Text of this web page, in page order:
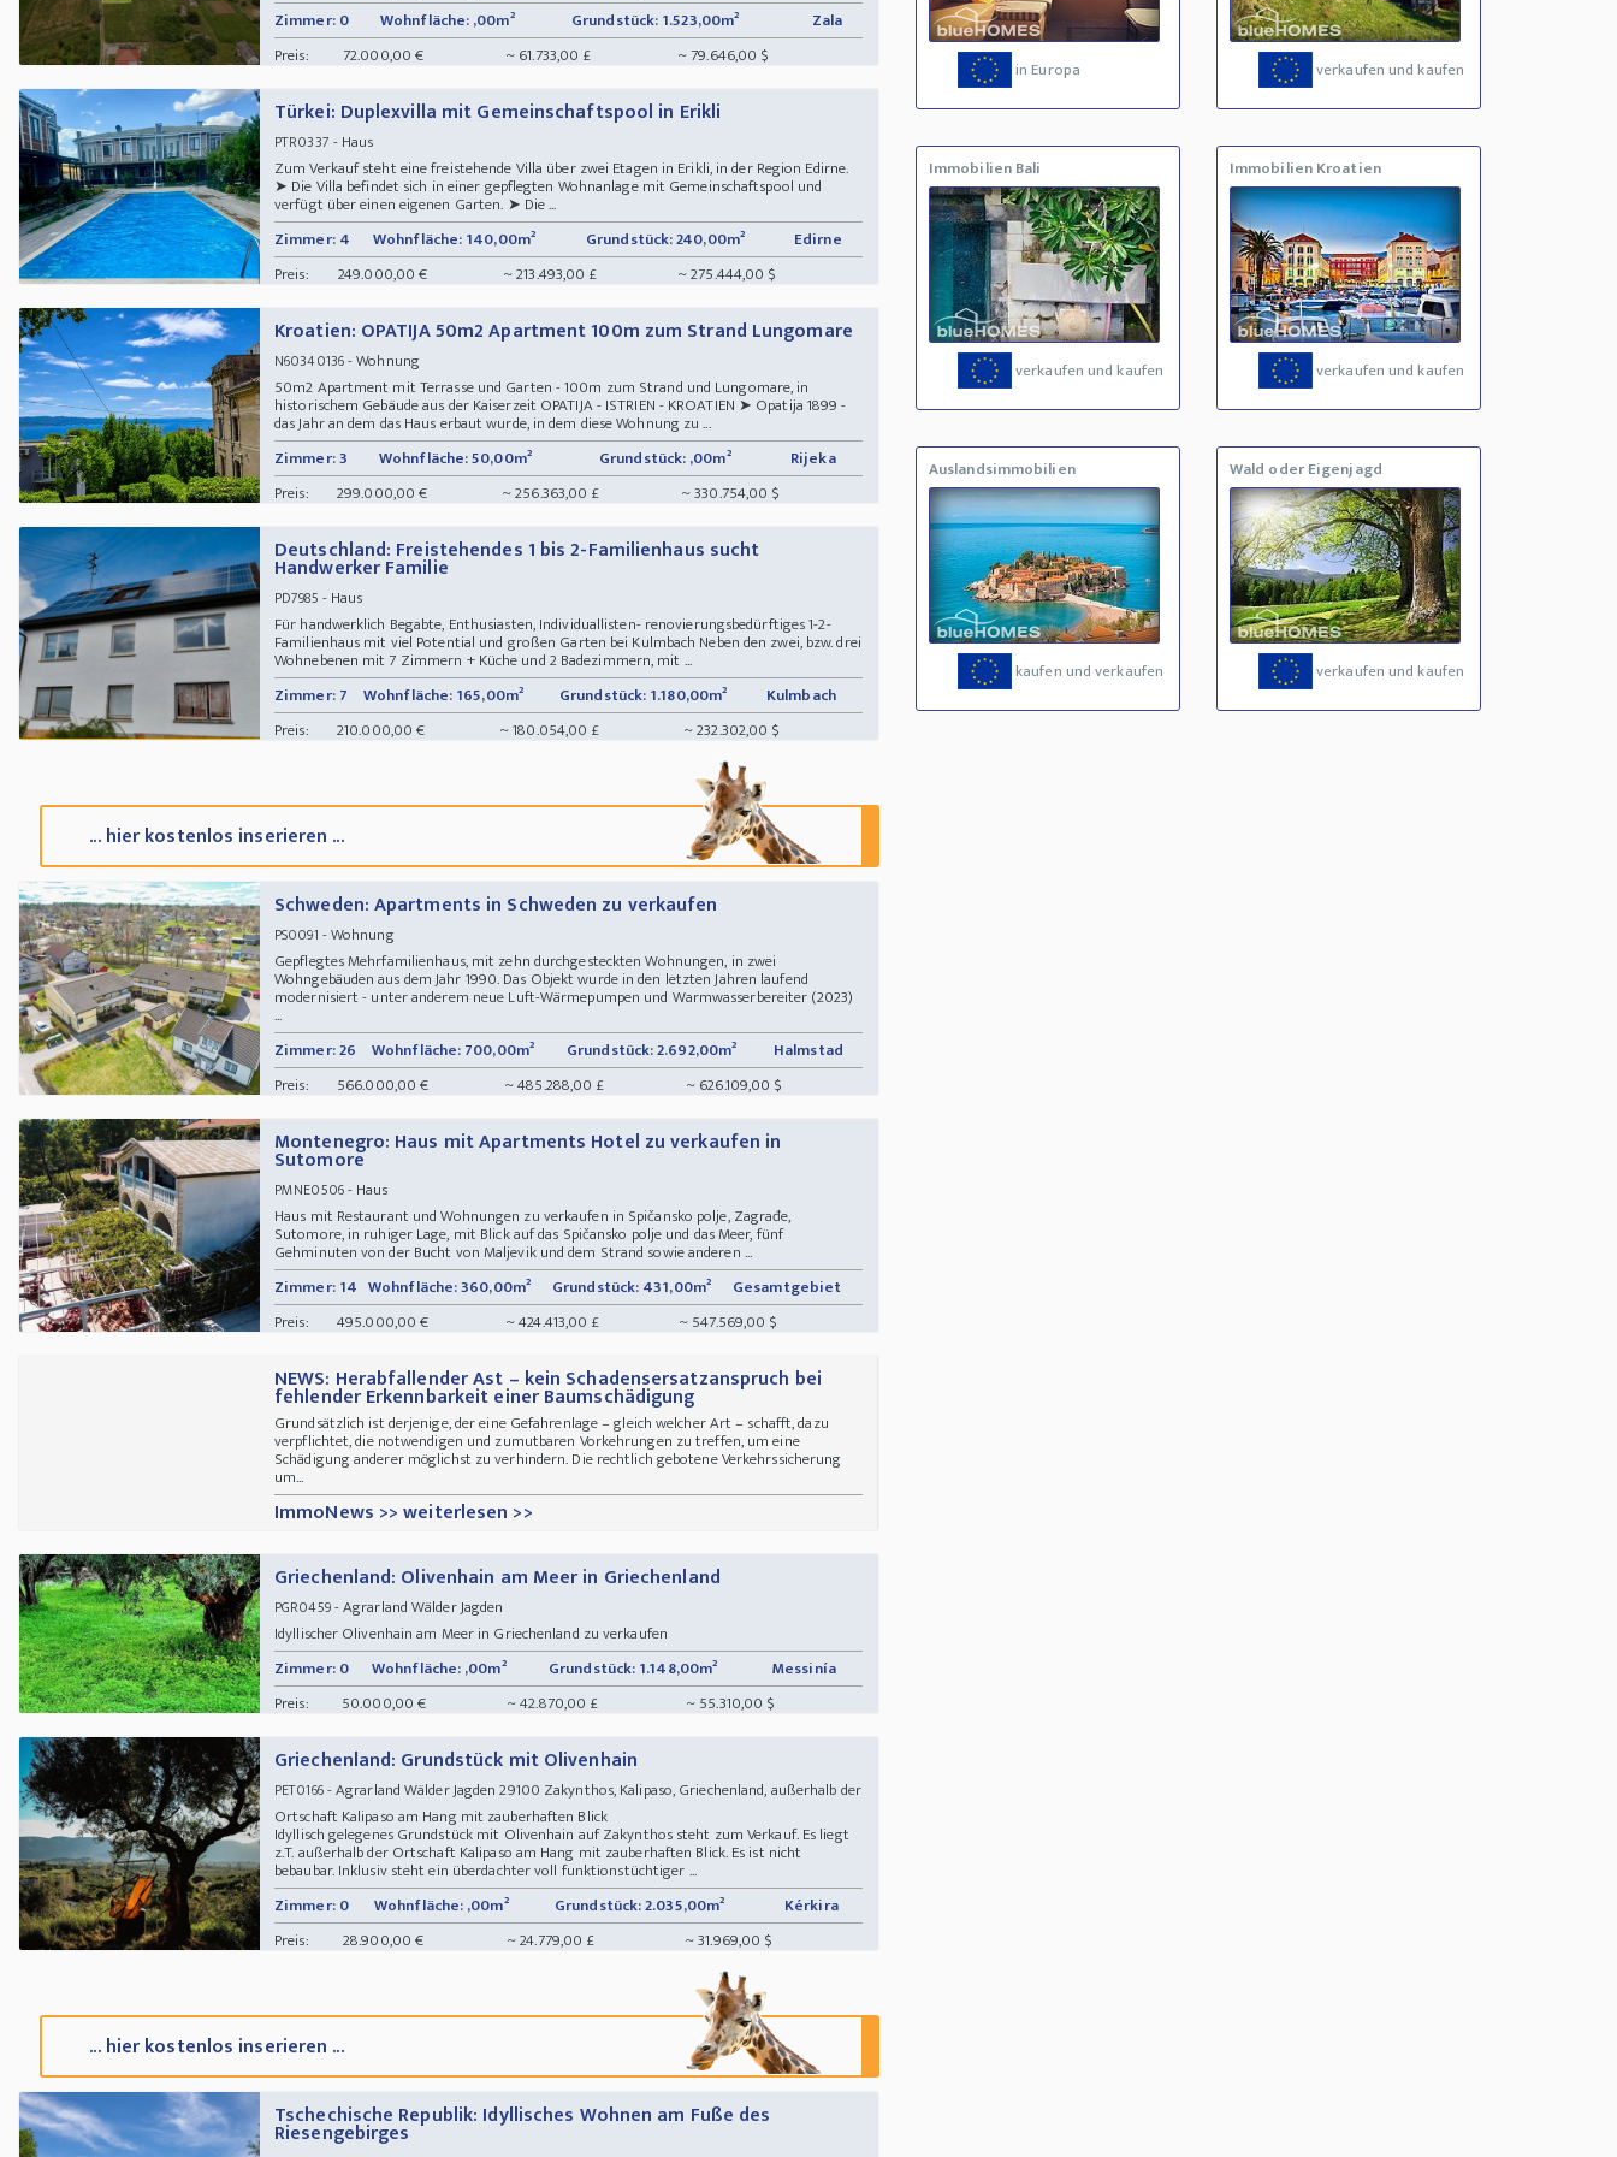
Zimmer: 0
Wohnfläche: ,00m² Grundstück: 1.523,00m²
Zala
Preis:
72.000,00 € ~ 61.733,00 £ ~ 79.646,00 $
Türkei: Duplexvilla mit Gemeinschaftspool in Erikli
PTR0337 - Haus
Zum Verkauf steht eine freistehende Villa über zwei Etagen in Erikli, in der Region Edirne.
➤ Die Villa befindet sich in einer gepflegten Wohnanlage mit Gemeinschaftspool und
verfügt über einen eigenen Garten. ➤ Die ...
Zimmer: 4
Wohnfläche: 140,00m² Grundstück: 240,00m²
Edirne
Preis:
249.000,00 € ~ 213.493,00 £ ~ 275.444,00 $
Kroatien: OPATIJA 50m2 Apartment 100m zum Strand Lungomare
N60340136- Wohnung
50m2 Apartment mit Terrasse und Garten - 100m zum Strand und Lungomare, in
historischem Gebäude aus der Kaiserzeit OPATIJA - ISTRIEN - KROATIEN ➤ Opatija 1899 -
das Jahr an dem das Haus erbaut wurde, in dem diese Wohnung zu ...
Zimmer: 3
Wohnfläche: 50,00m² Grundstück: ,00m²
Rijeka
Preis:
299.000,00 € ~ 256.363,00 £ ~ 330.754,00 $
Deutschland: Freistehendes 1 bis 2-Familienhaus sucht
Handwerker Familie
PD7985 - Haus
Für handwerklich Begabte, Enthusiasten, Individuallisten- renovierungsbedürftiges 1-2-
Familienhaus mit viel Potential und großen Garten bei Kulmbach Neben den zwei, bzw. drei
Wohnebenen mit 7 Zimmern + Küche und 2 Badezimmern, mit ...
Zimmer: 7
Wohnfläche: 165,00m² Grundstück: 1.180,00m²
Kulmbach
Preis:
210.000,00 € ~ 180.054,00 £ ~ 232.302,00 $
... hier kostenlos inserieren ...
Schweden: Apartments in Schweden zu verkaufen
PS0091 - Wohnung
Gepflegtes Mehrfamilienhaus, mit zehn durchgesteckten Wohnungen, in zwei
Wohngebäuden aus dem Jahr 1990. Das Objekt wurde in den letzten Jahren laufend
modernisiert - unter anderem neue Luft-Wärmepumpen und Warmwasserbereiter (2023)
...
Zimmer: 26
Wohnfläche: 700,00m² Grundstück: 2.692,00m²
Halmstad
Preis:
566.000,00 € ~ 485.288,00 £ ~ 626.109,00 $
Montenegro: Haus mit Apartments Hotel zu verkaufen in
Sutomore
PMNE0506- Haus
Haus mit Restaurant und Wohnungen zu verkaufen in Spičansko polje, Zagrađe,
Sutomore, in ruhiger Lage, mit Blick auf das Spičansko polje und das Meer, fünf
Gehminuten von der Bucht von Maljevik und dem Strand sowie anderen ...
Zimmer: 14 Wohnfläche: 360,00m² Grundstück: 431,00m²
Gesamtgebiet
Preis:
495.000,00 € ~ 424.413,00 £ ~ 547.569,00 $
NEWS: Herabfallender Ast – kein Schadensersatzanspruch bei
fehlender Erkennbarkeit einer Baumschädigung
Grundsätzlich ist derjenige, der eine Gefahrenlage – gleich welcher Art – schafft, dazu
verpflichtet, die notwendigen und zumutbaren Vorkehrungen zu treffen, um eine
Schädigung anderer möglichst zu verhindern. Die rechtlich gebotene Verkehrssicherung
um...
ImmoNews >> weiterlesen >>
Griechenland: Olivenhain am Meer in Griechenland
PGR0459- Agrarland Wälder Jagden
Idyllischer Olivenhain am Meer in Griechenland zu verkaufen
Zimmer: 0
Wohnfläche: ,00m² Grundstück: 1.148,00m²
Messinía
Preis:
50.000,00 € ~ 42.870,00 £ ~ 55.310,00 $
Griechenland: Grundstück mit Olivenhain
PET0166- Agrarland Wälder Jagden 29100 Zakynthos, Kalipaso, Griechenland, außerhalb der
Ortschaft Kalipaso am Hang mit zauberhaften Blick
Idyllisch gelegenes Grundstück mit Olivenhain auf Zakynthos steht zum Verkauf. Es liegt
z.T. außerhalb der Ortschaft Kalipaso am Hang mit zauberhaften Blick. Es ist nicht
bebaubar. Inklusiv steht ein überdachter voll funktionstüchtiger ...
Zimmer: 0
Wohnfläche: ,00m² Grundstück: 2.035,00m²
Kérkira
Preis:
28.900,00 € ~ 24.779,00 £ ~ 31.969,00 $
... hier kostenlos inserieren ...
Tschechische Republik: Idyllisches Wohnen am Fuße des
Riesengebirges
in Europa verkaufen und kaufen
Immobilien Bali
verkaufen und kaufen
Immobilien Kroatien
verkaufen und kaufen
Auslandsimmobilien
kaufen und verkaufen
Wald oder Eigenjagd
verkaufen und kaufen